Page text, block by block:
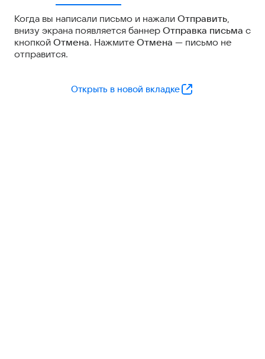
Когда вы написали письмо и нажали Отправить,
внизу экрана появляется баннер Отправка письма с
кнопкой Отмена. Нажмите Отмена — письмо не
отправится.
Открыть в новой вкладке